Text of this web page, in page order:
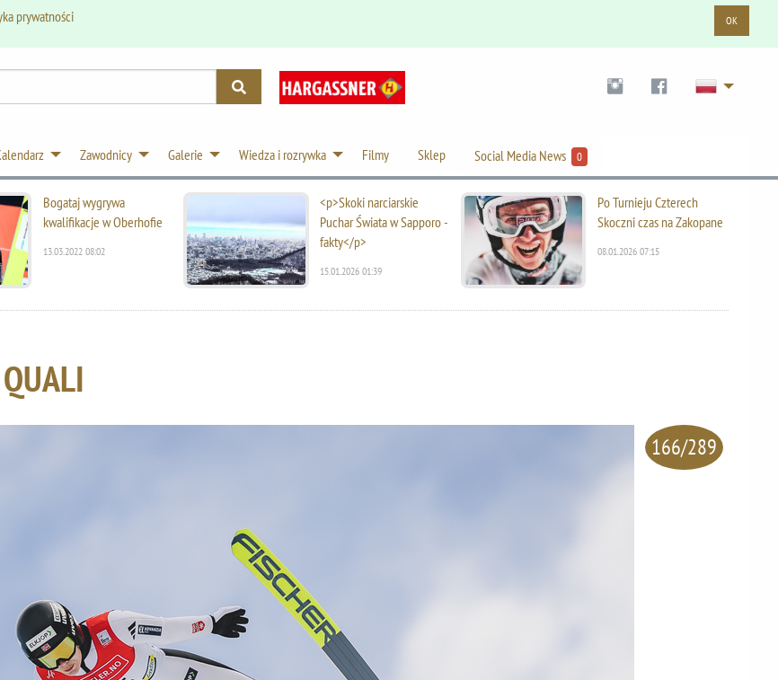
prywatności OK
Zawodnicy Galerie Wiedza i rozrywka Filmy Sklep Social Media News 0
Bogataj wygrywa
kwalifikacje w Oberhofie
13.03.2022 08:02
<p>Skoki narciarskie
Puchar Świata w Sapporo -
fakty</p>
15.01.2026 01:39
Po Turnieju Czterech
Skoczni czas na Zakopane
08.01.2026 07:15
166/289